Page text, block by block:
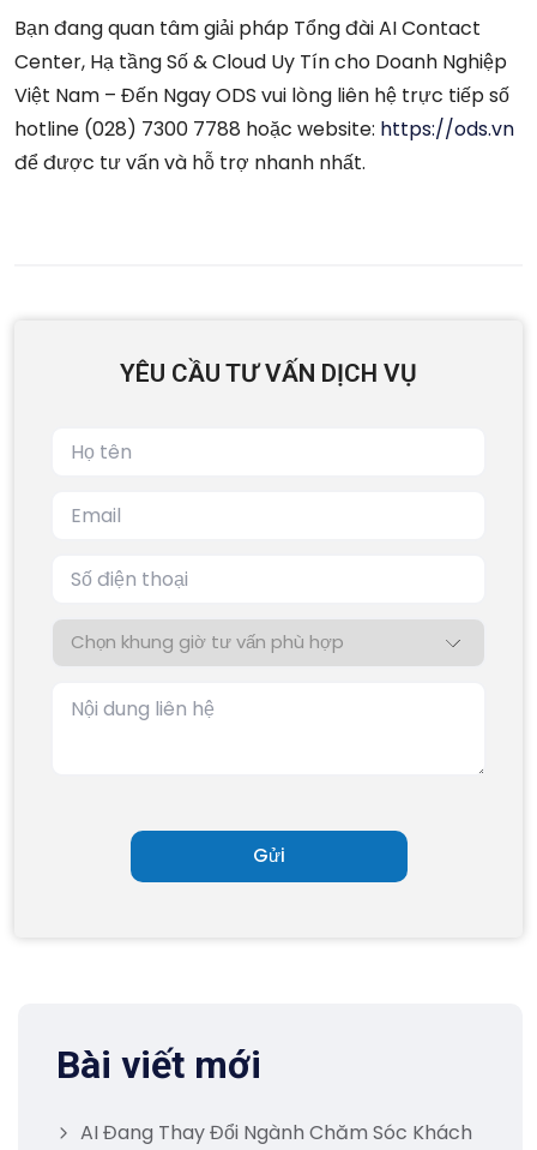
Bạn đang quan tâm giải pháp Tổng đài AI Contact
Center, Hạ tầng Số & Cloud Uy Tín cho Doanh Nghiệp
Việt Nam – Đến Ngay ODS vui lòng liên hệ trực tiếp số
hotline (028) 7300 7788 hoặc website: https://ods.vn
để được tư vấn và hỗ trợ nhanh nhất.
YÊU CẦU TƯ VẤN DỊCH VỤ
Bài viết mới
AI Đang Thay Đổi Ngành Chăm Sóc Khách